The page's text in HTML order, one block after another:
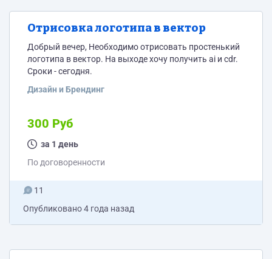
Отрисовка логотипа в вектор
Добрый вечер, Необходимо отрисовать простенький
логотипа в вектор. На выходе хочу получить ai и cdr.
Сроки - сегодня.
Дизайн и Брендинг
300 Руб
за 1 день
По договоренности
11
Опубликовано4 года назад